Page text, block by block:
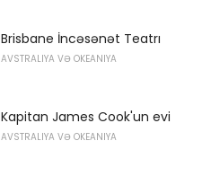
Brisbane İncəsənət Teatrı
AVSTRALIYA VƏ OKEANIYA
Kapitan James Cook'un evi
AVSTRALIYA VƏ OKEANIYA